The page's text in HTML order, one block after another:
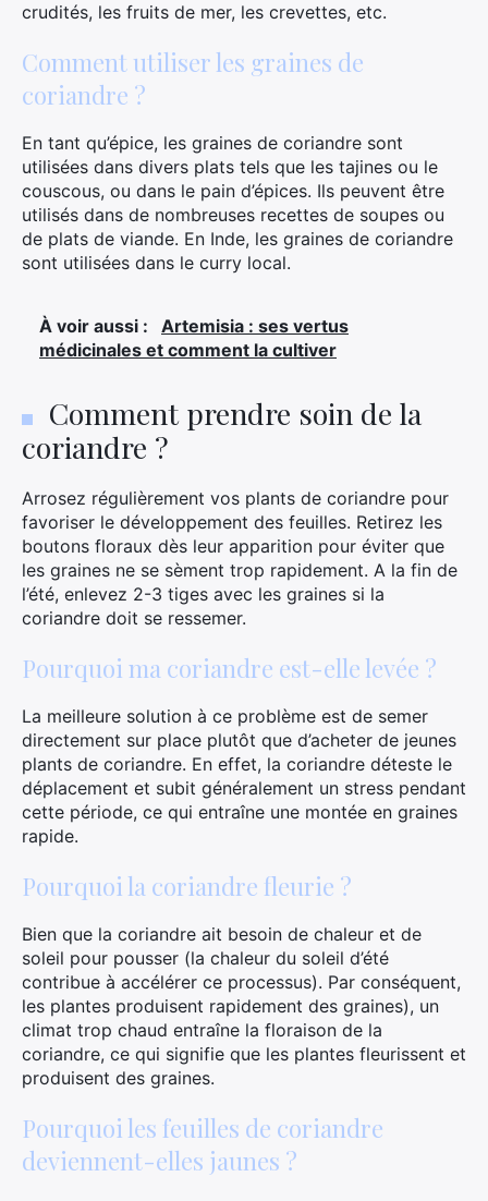
crudités, les fruits de mer, les crevettes, etc.
Comment utiliser les graines de
coriandre ?
En tant qu’épice, les graines de coriandre sont
utilisées dans divers plats tels que les tajines ou le
couscous, ou dans le pain d’épices. Ils peuvent être
utilisés dans de nombreuses recettes de soupes ou
de plats de viande. En Inde, les graines de coriandre
sont utilisées dans le curry local.
À voir aussi :
Artemisia : ses vertus
médicinales et comment la cultiver
Comment prendre soin de la
coriandre ?
Arrosez régulièrement vos plants de coriandre pour
favoriser le développement des feuilles. Retirez les
boutons floraux dès leur apparition pour éviter que
les graines ne se sèment trop rapidement. A la fin de
l’été, enlevez 2-3 tiges avec les graines si la
coriandre doit se ressemer.
Pourquoi ma coriandre est-elle levée ?
La meilleure solution à ce problème est de semer
directement sur place plutôt que d’acheter de jeunes
plants de coriandre. En effet, la coriandre déteste le
déplacement et subit généralement un stress pendant
cette période, ce qui entraîne une montée en graines
rapide.
Pourquoi la coriandre fleurie ?
Bien que la coriandre ait besoin de chaleur et de
soleil pour pousser (la chaleur du soleil d’été
contribue à accélérer ce processus). Par conséquent,
les plantes produisent rapidement des graines), un
climat trop chaud entraîne la floraison de la
coriandre, ce qui signifie que les plantes fleurissent et
produisent des graines.
Pourquoi les feuilles de coriandre
deviennent-elles jaunes ?